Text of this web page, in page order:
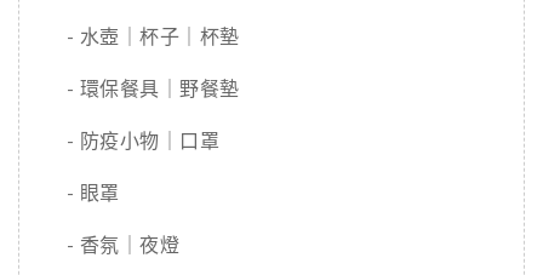
- 水壺｜杯子｜杯墊
- 環保餐具｜野餐墊
- 防疫小物｜口罩
- 眼罩
- 香氛｜夜燈